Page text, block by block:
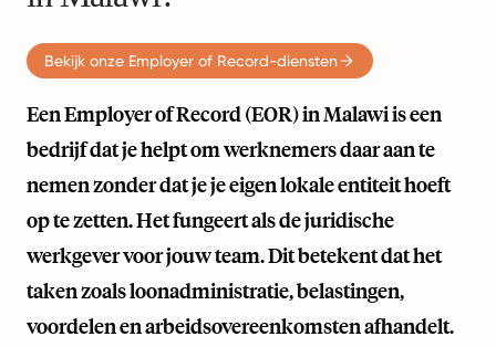
Bekijk onze Employer of Record-diensten
Een Employer of Record (EOR) in Malawi is een
bedrijf dat je helpt om werknemers daar aan te
nemen zonder dat je je eigen lokale entiteit hoeft
op te zetten. Het fungeert als de juridische
werkgever voor jouw team. Dit betekent dat het
taken zoals loonadministratie, belastingen,
voordelen en arbeidsovereenkomsten afhandelt.